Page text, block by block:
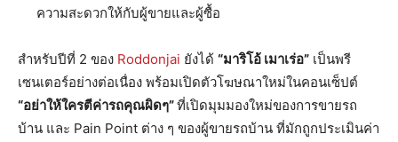
ความสะดวกให้กับผู้ขายและผู้ซื้อ
สำหรับปีที่ 2 ของ Roddonjai ยังได้ “มาริโอ้ เมาเร่อ” เป็นพรี
เซนเตอร์อย่างต่อเนื่อง พร้อมเปิดตัวโฆษณาใหม่ในคอนเซ็ปต์
“อย่าให้ใครตีค่ารถคุณผิดๆ”ที่เปิดมุมมองใหม่ของการขายรถ
บ้าน และ Pain Point ต่าง ๆ ของผู้ขายรถบ้าน ที่มักถูกประเมินค่า